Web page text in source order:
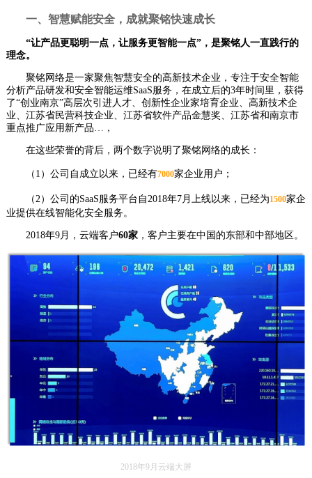
一、智慧赋能安全，成就聚铭快速成长
“让产品更聪明一点，让服务更智能一点”，是聚铭人一直践行的
理念。
聚铭网络是一家聚焦智慧安全的高新技术企业，专注于安全智能
分析产品研发和安全智能运维SaaS服务，在成立后的3年时间里，获得
了“创业南京”高层次引进人才、创新性企业家培育企业、高新技术企
业、江苏省民营科技企业、江苏省软件产品金慧奖、江苏省和南京市
重点推广应用新产品…，
在这些荣誉的背后，两个数字说明了聚铭网络的成长：
（1）公司自成立以来，已经有7000家企业用户；
（2）公司的SaaS服务平台自2018年7月上线以来，已经为1500家企
业提供在线智能化安全服务。
2018年9月，云端客户60家，客户主要在中国的东部和中部地区。
2018年9月云端大屏